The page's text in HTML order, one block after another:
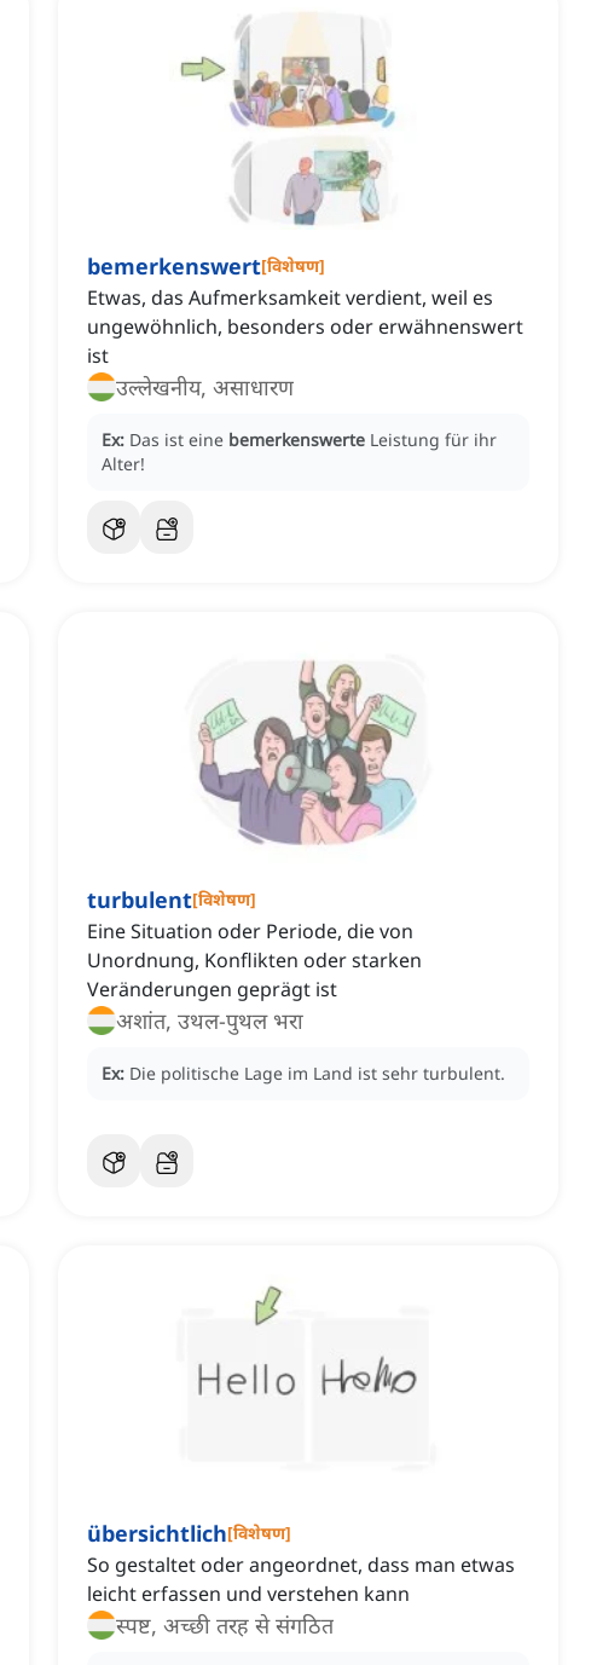
bemerkenswert[विशेषण]
Etwas, das Aufmerksamkeit verdient, weil es
ungewöhnlich, besonders oder erwähnenswert
ist
उल्लेखनीय, असाधारण
Ex: Das ist eine bemerkenswerte Leistung für ihr
Alter!
turbulent[विशेषण]
Eine Situation oder Periode, die von
Unordnung, Konflikten oder starken
Veränderungen geprägt ist
अशांत, उथल-पुथल भरा
Ex: Die politische Lage im Land ist sehr turbulent.
übersichtlich[विशेषण]
So gestaltet oder angeordnet, dass man etwas
leicht erfassen und verstehen kann
स्पष्ट, अच्छी तरह से संगठित